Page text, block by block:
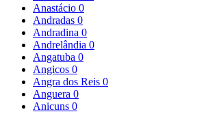
Anastácio 0
Andradas 0
Andradina 0
Andrelândia 0
Angatuba 0
Angicos 0
Angra dos Reis 0
Anguera 0
Anicuns 0